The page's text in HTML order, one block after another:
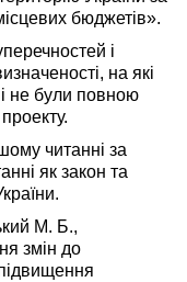
бюджетів».
і
на які
не були повною
читанні за
як закон та
М. Б.,
змін до